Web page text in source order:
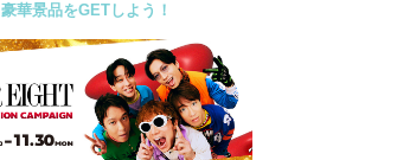
豪華景品をGETしよう！